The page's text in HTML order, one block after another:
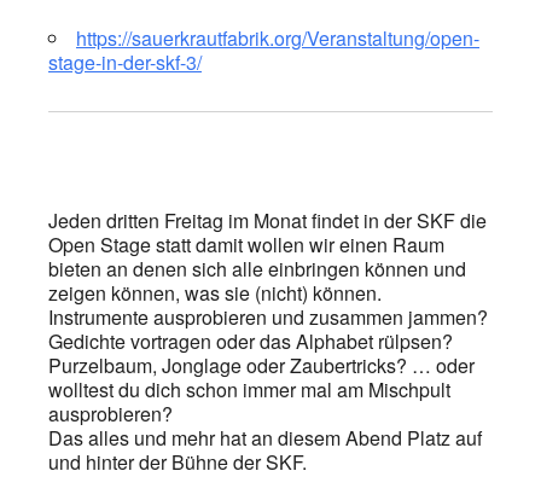
https://sauerkrautfabrik.org/Veranstaltung/open-
stage-in-der-skf-3/
Jeden dritten Freitag im Monat findet in der SKF die
Open Stage statt damit wollen wir einen Raum
bieten an denen sich alle einbringen können und
zeigen können, was sie (nicht) können.
Instrumente ausprobieren und zusammen jammen?
Gedichte vortragen oder das Alphabet rülpsen?
Purzelbaum, Jonglage oder Zaubertricks? … oder
wolltest du dich schon immer mal am Mischpult
ausprobieren?
Das alles und mehr hat an diesem Abend Platz auf
und hinter der Bühne der SKF.